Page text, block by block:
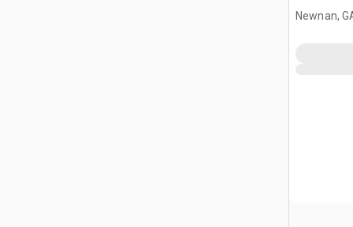
Camion
Newnan,